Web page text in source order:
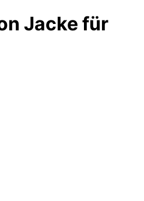
Jacke für